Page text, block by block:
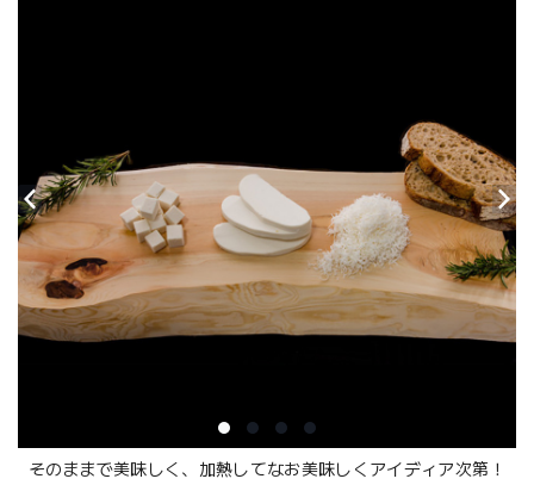
そのままで美味しく、加熱してなお美味しくアイディア次第！